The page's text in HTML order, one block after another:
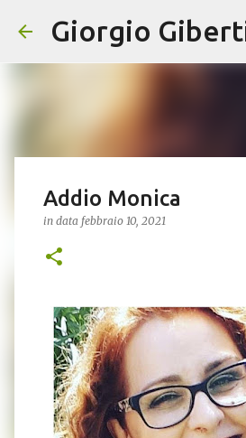
Giorgio
Addio Monica
in data febbraio 10, 2021